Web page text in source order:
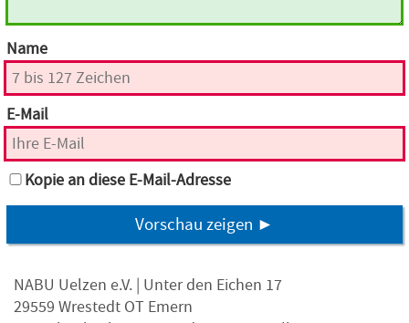
Name
E-Mail
Kopie an diese E-Mail-Adresse
Vorschau zeigen ►
NABU Uelzen e.V. | Unter den Eichen 17
29559 Wrestedt OT Emern